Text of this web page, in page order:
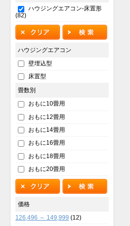
ハウジングエアコン-床置形
(82)
ハウジングエアコン
壁埋込型
床置型
畳数別
おもに10畳用
おもに12畳用
おもに14畳用
おもに16畳用
おもに18畳用
おもに20畳用
価格
126,496 ～ 149,999 (12)